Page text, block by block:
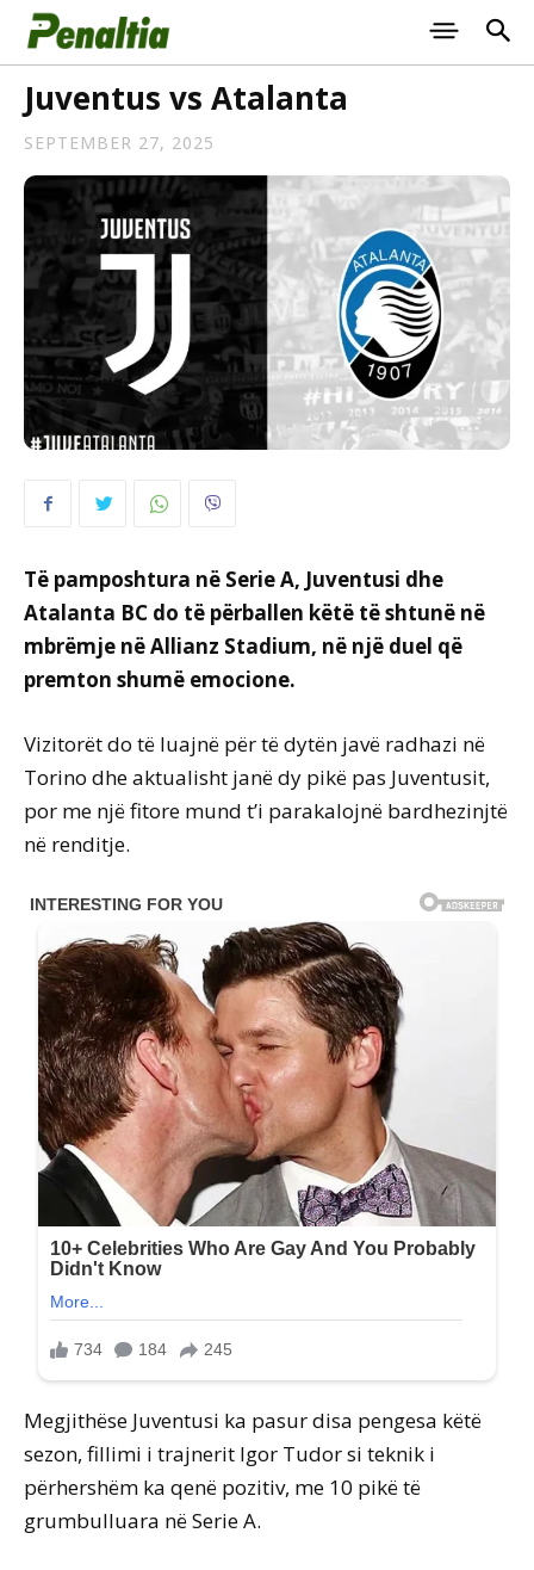
Juventus vs Atalanta
SEPTEMBER 27, 2025
Të pamposhtura në Serie A, Juventusi dhe
Atalanta BC do të përballen këtë të shtunë në
mbrëmje në Allianz Stadium, në një duel që
premton shumë emocione.
Vizitorët do të luajnë për të dytën javë radhazi në
Torino dhe aktualisht janë dy pikë pas Juventusit,
por me një fitore mund t’i parakalojnë bardhezinjtë
në renditje.
Megjithëse Juventusi ka pasur disa pengesa këtë
sezon, fillimi i trajnerit Igor Tudor si teknik i
përhershëm ka qenë pozitiv, me 10 pikë të
grumbulluara në Serie A.